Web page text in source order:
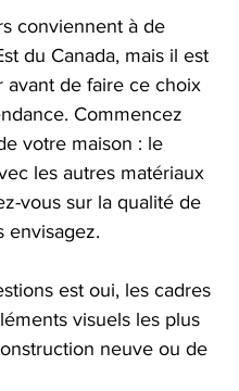
conviennent à de
du Canada, mais il est
de faire ce choix
Commencez
votre maison : le
les autres matériaux
vous sur la qualité de
envisagez.
est oui, les cadres
visuels les plus
neuve ou de